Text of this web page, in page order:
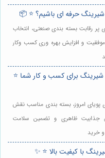
شیرینگ حرفه ای باشیم؟ ⭐️ 📦
پر رقابت بسته بندی صنعتی، انتخاب
و افزایش بهره وری کسب وکار
شیرینگ برای کسب و کار شما ⭐️
پویای امروز، بسته بندی مناسب نقش
جذابیت ظاهری و تضمین سلامت
خرید
با کیفیت بالا ⭐️ ✨